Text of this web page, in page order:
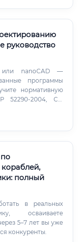
руководство
или nanoCAD —
программы
нормативную
52290-2004, СП
полный
в реальных
осваиваете
5–7 лет вы уже
конкуренты.